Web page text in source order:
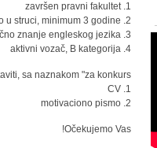
1. završen pravni fakultet
2. radno iskustvo u struci, minimum 3 godine
3. odlično znanje engleskog jezika
4. aktivni vozač, B kategorija
sa naznakom "za konkurs":
1. CV
2. motivaciono pismo
Očekujemo Vas!